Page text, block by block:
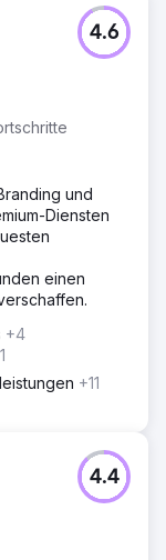
4.6
und
Diensten
einen
+4
+11
4.4